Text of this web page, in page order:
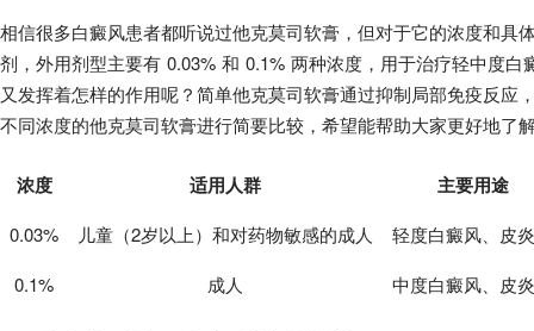
相信很多白癜风患者都听说过他克莫司软膏，但对于它的浓度和
剂，外用剂型主要有 0.03% 和 0.1% 两种浓度，用于治疗轻中度
又发挥着怎样的作用呢？简单他克莫司软膏通过抑制局部免疫反
不同浓度的他克莫司软膏进行简要比较，希望能帮助大家更好地了
浓度 适用人群 主要用途
0.03% 儿童（2岁以上）和对药物敏感的成人
轻度白癜风、皮
0.1%
成人 中度白癜风、皮